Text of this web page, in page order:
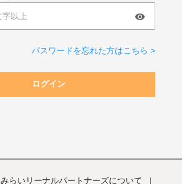
パスワードを忘れた方はこちら >
ログイン
みらいリーナルパートナーズについて
|